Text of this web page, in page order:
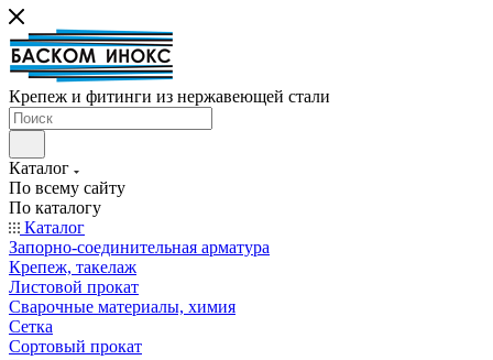
Крепеж и фитинги из нержавеющей стали
Каталог
По всему сайту
По каталогу
Каталог
Запорно-соединительная арматура
Крепеж, такелаж
Листовой прокат
Сварочные материалы, химия
Сетка
Сортовый прокат